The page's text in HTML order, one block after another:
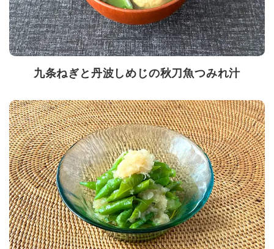
九条ねぎと丹波しめじの秋刀魚つみれ汁